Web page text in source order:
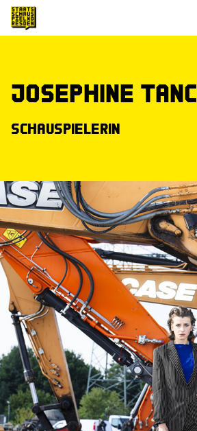
Josephine
Schauspielerin